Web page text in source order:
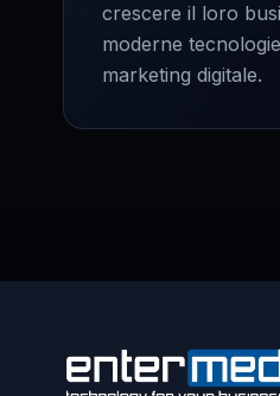
crescere il loro
moderne
marketing digitale.